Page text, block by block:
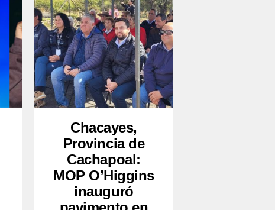
Chacayes,
Provincia de
Cachapoal:
MOP O’Higgins
inauguró